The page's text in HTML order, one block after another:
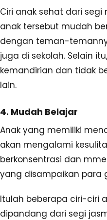
Ciri anak sehat dari
anak tersebut mudah
dengan teman-
juga di sekolah. Selain
kemandirian dan tidak
lain.
4. Mudah Belajar
Anak yang memiliki
akan mengalami
berkonsentrasi dan
yang disampaikan para
Itulah beberapa ciri-ciri
dipandang dari segi